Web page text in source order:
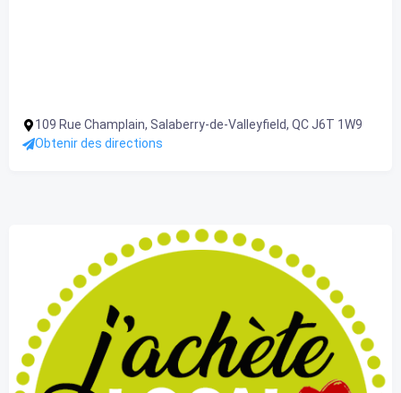
109 Rue Champlain, Salaberry-de-Valleyfield, QC J6T 1W9
Obtenir des directions